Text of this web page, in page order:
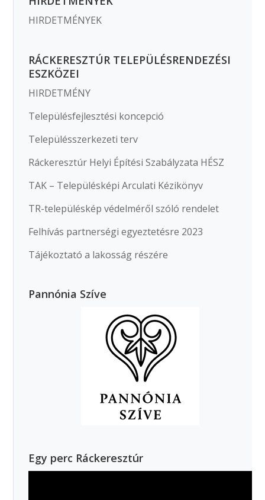
HIRDETMÉNYEK
RÁCKERESZTÚR TELEPÜLÉSRENDEZÉSI
ESZKÖZEI
HIRDETMÉNY
Településfejlesztési koncepció
Településszerkezeti terv
Ráckeresztúr Helyi Építési Szabályzata HÉSZ
TAK – Településképi Arculati Kézikönyv
TR-településkép védelméről szóló rendelet
Felhívás partnerségi egyeztetésre 2023
Tájékoztató a lakosság részére
Pannónia Szíve
Egy perc Ráckeresztúr